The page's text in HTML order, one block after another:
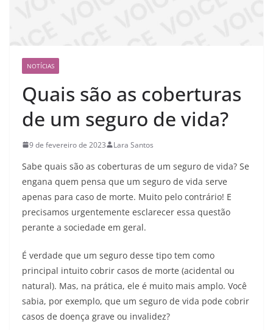
NOTÍCIAS
Quais são as coberturas
de um seguro de vida?
9 de fevereiro de 2023 Lara Santos
Sabe quais são as coberturas de um seguro de vida? Se
engana quem pensa que um seguro de vida serve
apenas para caso de morte. Muito pelo contrário! E
precisamos urgentemente esclarecer essa questão
perante a sociedade em geral.
É verdade que um seguro desse tipo tem como
principal intuito cobrir casos de morte (acidental ou
natural). Mas, na prática, ele é muito mais amplo. Você
sabia, por exemplo, que um seguro de vida pode cobrir
casos de doença grave ou invalidez?